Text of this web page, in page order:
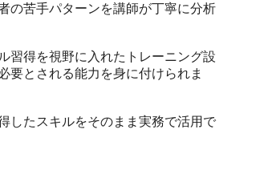
の苦手パターンを講師が丁寧に分析
習得を視野に入れたトレーニング設
要とされる能力を身に付けられま
したスキルをそのまま実務で活用で